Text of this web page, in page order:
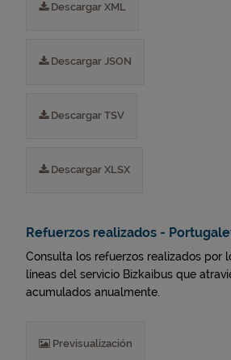
Descargar XML
Descargar JSON
Descargar TSV
Descargar XLSX
Refuerzos realizados -
Consulta los refuerzos realizados por
líneas del servicio Bizkaibus que
acumulados anualmente.
Previsualización